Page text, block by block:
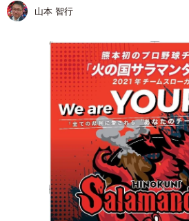
山本 智行